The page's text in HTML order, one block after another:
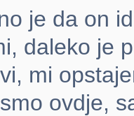
je da on
daleko je
mi
ovdje,